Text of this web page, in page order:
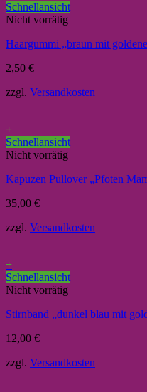
Schnellansicht
Nicht vorrätig
Haargummi „braun mit
2,50 €
zzgl. Versandkosten
+
Schnellansicht
Nicht vorrätig
Kapuzen Pullover „Pfoten
35,00 €
zzgl. Versandkosten
+
Schnellansicht
Nicht vorrätig
Stirnband „dunkel blau mit
12,00 €
zzgl. Versandkosten